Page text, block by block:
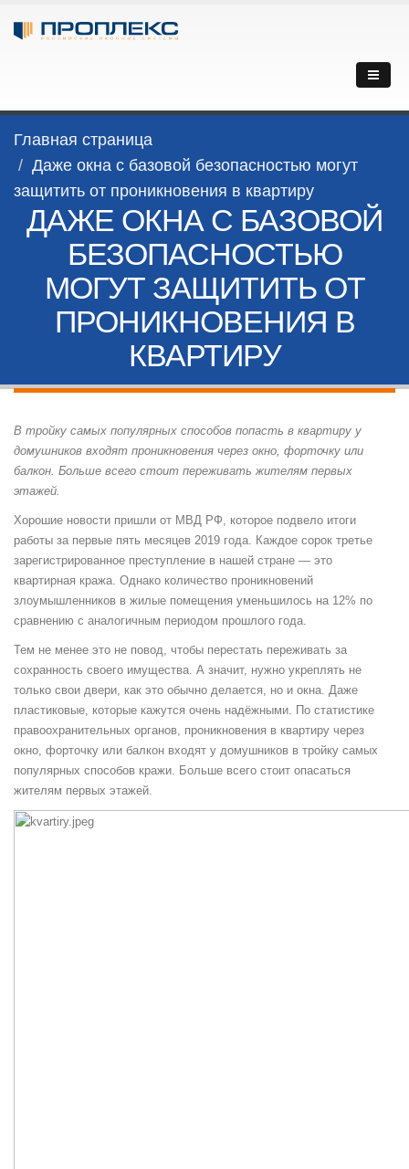
Главная страница
Даже окна с базовой безопасностью могут
защитить от проникновения в квартиру
ДАЖЕ ОКНА С БАЗОВОЙ
БЕЗОПАСНОСТЬЮ
МОГУТ ЗАЩИТИТЬ ОТ
ПРОНИКНОВЕНИЯ В
КВАРТИРУ
В тройку самых популярных способов попасть в квартиру у
домушников входят проникновения через окно, форточку или
балкон. Больше всего стоит переживать жителям первых
этажей.
Хорошие новости пришли от МВД РФ, которое подвело итоги
работы за первые пять месяцев 2019 года. Каждое сорок третье
зарегистрированное преступление в нашей стране — это
квартирная кража. Однако количество проникновений
злоумышленников в жилые помещения уменьшилось на 12% по
сравнению с аналогичным периодом прошлого года.
Тем не менее это не повод, чтобы перестать переживать за
сохранность своего имущества. А значит, нужно укреплять не
только свои двери, как это обычно делается, но и окна. Даже
пластиковые, которые кажутся очень надёжными. По статистике
правоохранительных органов, проникновения в квартиру через
окно, форточку или балкон входят у домушников в тройку самых
популярных способов кражи. Больше всего стоит опасаться
жителям первых этажей.